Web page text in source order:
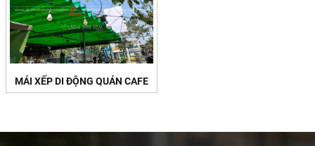
MÁI XẾP DI ĐỘNG QUÁN CAFE